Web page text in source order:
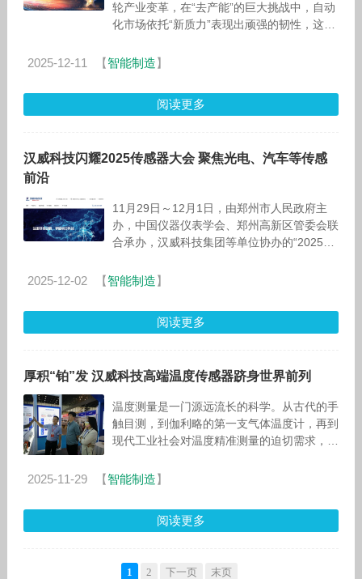
轮产业变革，在“去产能”的巨大挑战中，自动
化市场依托“新质力”表现出顽强的韧性，这一
此，2025年的自动化产品
2025-12-11 【智能制造】
阅读更多
汉威科技闪耀2025传感器大会 聚焦光电、汽车等传感
前沿
11月29日～12月1日，由郑州市人民政府主
办，中国仪器仪表学会、郑州高新区管委会联
合承办，汉威科技集团等单位协办的“2025传
悉，自2018年以来，传感
2025-12-02 【智能制造】
阅读更多
厚积“铂”发 汉威科技高端温度传感器跻身世界前列
温度测量是一门源远流长的科学。从古代的手
触目测，到伽利略的第一支气体温度计，再到
现代工业社会对温度精准测量的迫切需求，人
度传感技术中，薄膜铂电阻因其卓越的
2025-11-29 【智能制造】
阅读更多
1 2 下一页 末页